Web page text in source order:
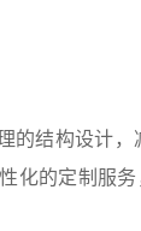
结构设计，
化的定制服